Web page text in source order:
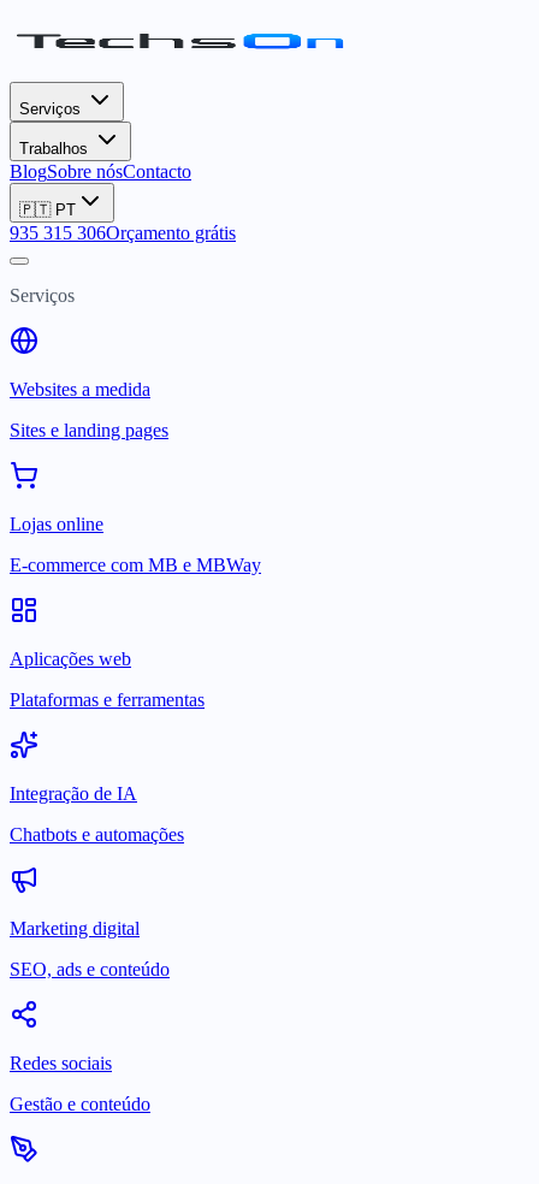
Serviços
Trabalhos
BlogSobre nósContacto
🇵🇹 PT
935 315 306Orçamento grátis
Serviços
Websites a medida
Sites e landing pages
Lojas online
E-commerce com MB e MBWay
Aplicações web
Plataformas e ferramentas
Integração de IA
Chatbots e automações
Marketing digital
SEO, ads e conteúdo
Redes sociais
Gestão e conteúdo